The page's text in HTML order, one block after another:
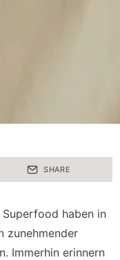
SHARE
haben in
zunehmender
Immerhin erinnern